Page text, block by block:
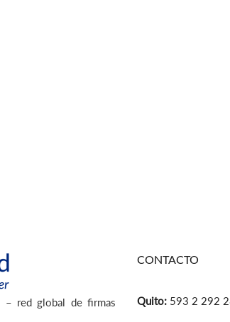
– red global de firmas
CONTACTO
Quito: 593 2 292